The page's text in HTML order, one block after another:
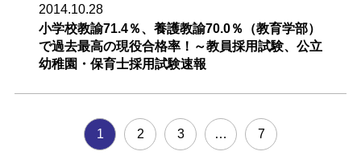
2014.10.28
小学校教諭71.4％、養護教諭70.0％（教育学部）
で過去最高の現役合格率！～教員採用試験、公立
幼稚園・保育士採用試験速報
1 2 3 … 7